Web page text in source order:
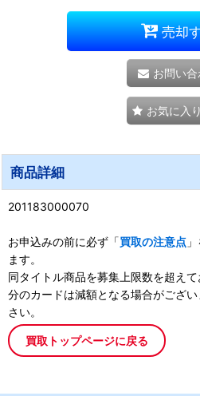
売却
お問い
お気に入
商品詳細
201183000070
お申込みの前に必ず「買取の注意点
ます。
同タイトル商品を募集上限数を超え
分のカードは減額となる場合がござ
さい。
買取トップページに戻る